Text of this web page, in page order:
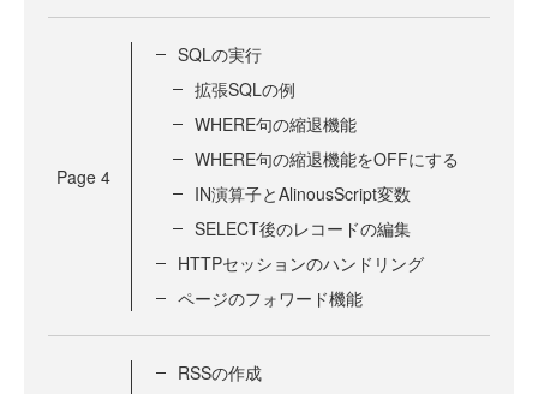
Page 4
SQLの実行
拡張SQLの例
WHERE句の縮退機能
WHERE句の縮退機能をOFFにする
IN演算子とAlinousScript変数
SELECT後のレコードの編集
HTTPセッションのハンドリング
ページのフォワード機能
RSSの作成